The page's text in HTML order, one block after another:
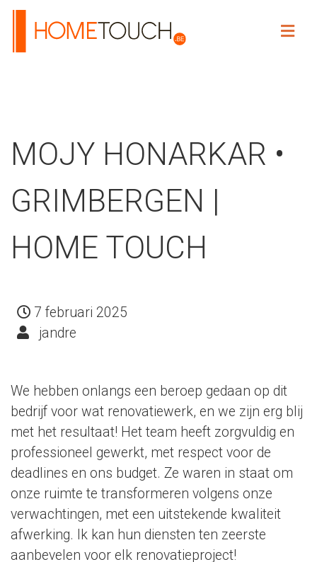
HOME TOUCH
MOJY HONARKAR •
GRIMBERGEN |
HOME TOUCH
7 februari 2025
jandre
We hebben onlangs een beroep gedaan op dit
bedrijf voor wat renovatiewerk, en we zijn erg blij
met het resultaat! Het team heeft zorgvuldig en
professioneel gewerkt, met respect voor de
deadlines en ons budget. Ze waren in staat om
onze ruimte te transformeren volgens onze
verwachtingen, met een uitstekende kwaliteit
afwerking. Ik kan hun diensten ten zeerste
aanbevelen voor elk renovatieproject!